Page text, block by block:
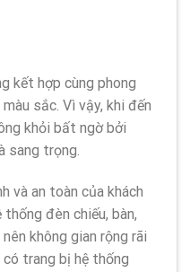
kết hợp cùng phong
sắc. Vì vậy, khi đến
khỏi bất ngờ bởi
sang trọng.
và an toàn của khách
thống đèn chiếu, bàn,
không gian rộng rãi
có trang bị hệ thống